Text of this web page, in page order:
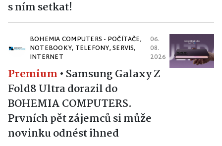
s ním setkat!
BOHEMIA COMPUTERS - POČÍTAČE,
NOTEBOOKY, TELEFONY, SERVIS,
INTERNET
06.
08.
2026
Premium • Samsung Galaxy Z
Fold8 Ultra dorazil do
BOHEMIA COMPUTERS.
Prvních pět zájemců si může
novinku odnést ihned